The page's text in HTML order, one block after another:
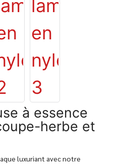
à essence
herbe et
luxuriant avec notre